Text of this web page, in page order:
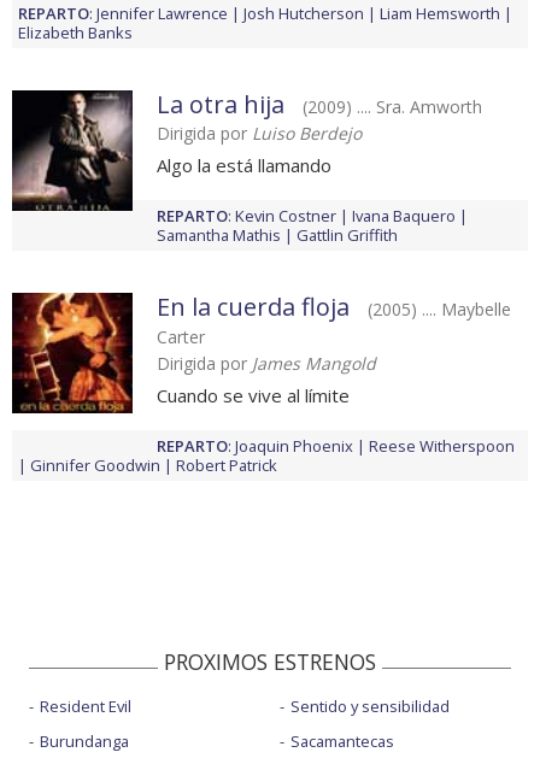
REPARTO: Jennifer Lawrence Josh Hutcherson
Liam Hemsworth
Elizabeth Banks
La otra hija
(2009) .... Sra. Amworth
Dirigida por Luiso Berdejo
Algo la está llamando
REPARTO: Kevin Costner
Ivana Baquero
Samantha Mathis
Gattlin Griffith
En la cuerda floja
(2005) .... Maybelle
Carter
Dirigida por James Mangold
Cuando se vive al límite
REPARTO: Joaquin Phoenix
Reese Witherspoon
Ginnifer Goodwin
Robert Patrick
PROXIMOS ESTRENOS
Resident Evil
Burundanga
Sentido y sensibilidad
Sacamantecas